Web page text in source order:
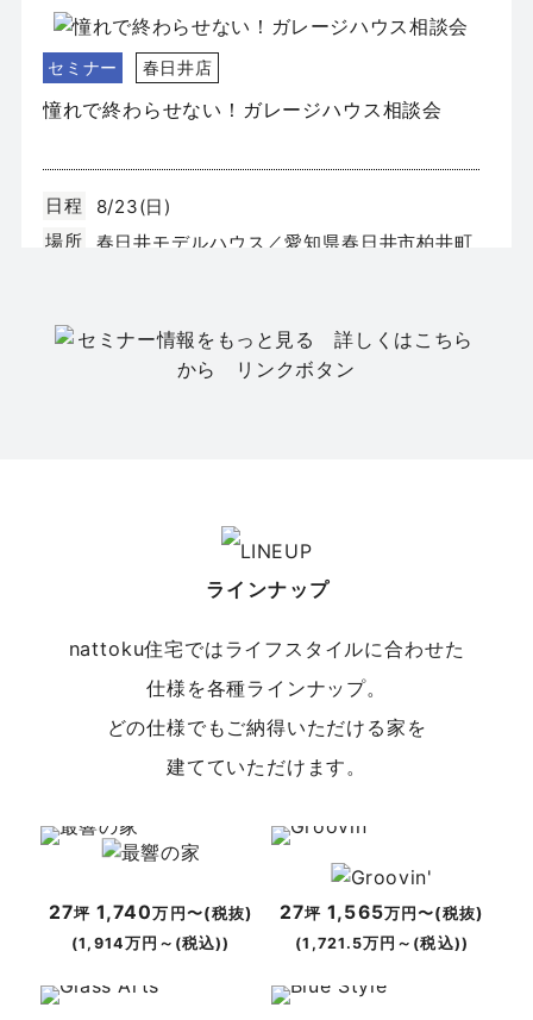
セミナー 春日井店
憧れで終わらせない！ガレージハウス相談会
日程
8/23(日)
場所
春日井モデルハウス／愛知県春日井市柏井町
春日井店／愛知県春日井市八田町7-1-13 エ
ラインナップ
nattoku住宅ではライフスタイルに合わせた
仕様を各種ラインナップ。
どの仕様でもご納得いただける家を
建てていただけます。
27坪1,740万円〜(税抜)
(1,914万円～(税込))
27坪 1,565万円〜(税抜)
(1,721.5万円～(税込))